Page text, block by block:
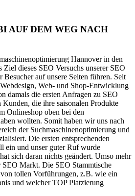
AUF DEM WEG NACH
Hannover in den
Ziel dieses SEO Versuchs unserer SEO
Besucher auf unsere Seiten führen. Seit
Web- und Shop-Entwicklung
damals die ersten Anfragen zu SEO
die ihre saisonalen Produkte
Onlineshop oben bei den
wollten. Somit haben wir uns nach
der Suchmaschinenoptimierung und
Die ersten entsprechenden
ein und unser guter Ruf wurde
sich daran nichts geändert. Umso mehr
SEO Markt. Die SEO Stammtische
tollen Vorführungen, z.B. wie ein
und welcher TOP Platzierung